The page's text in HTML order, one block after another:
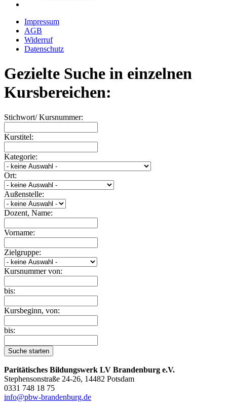
Impressum
AGB
Widerruf
Datenschutz
Gezielte Suche in einzelnen
Kursbereichen:
Stichwort/ Kursnummer:
Kurstitel:
Kategorie:
Ort:
Außenstelle:
Dozent, Name:
Vorname:
Zielgruppe:
Kursnummer von:
bis:
Kursbeginn, von:
bis:
Suche starten
Paritätisches Bildungswerk LV Brandenburg e.V.
Stephensonstraße 24-26, 14482 Potsdam
0331 748 18 75
info@pbw-brandenburg.de